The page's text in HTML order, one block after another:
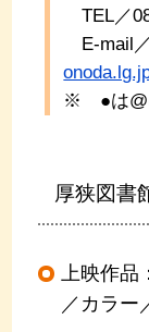
TEL／
E-mail
※ ●は@
厚狭図書
上映作
／カラー